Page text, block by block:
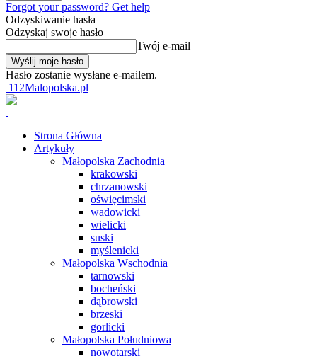
Forgot your password? Get help
Odzyskiwanie hasła
Odzyskaj swoje hasło
Twój e-mail
Hasło zostanie wysłane e-mailem.
112Malopolska.pl
Strona Główna
Artykuły
Małopolska Zachodnia
krakowski
chrzanowski
oświęcimski
wadowicki
wielicki
suski
myślenicki
Małopolska Wschodnia
tarnowski
bocheński
dąbrowski
brzeski
gorlicki
Małopolska Południowa
nowotarski